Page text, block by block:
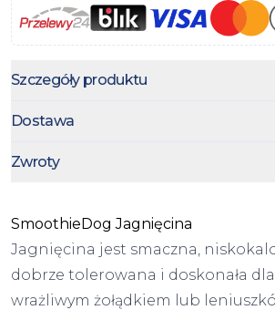
Szczegóły produktu
Dostawa
Zwroty
SmoothieDog Jagnięcina
Jagnięcina jest smaczna,
dobrze tolerowana i doskonała
wrażliwym żołądkiem lub